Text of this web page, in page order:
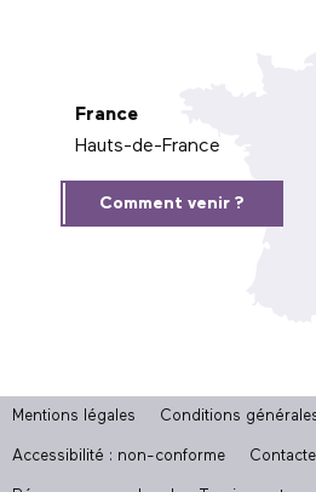
France
Hauts-de-France
Comment venir ?
Mentions légales Conditions
Accessibilité : non-conforme